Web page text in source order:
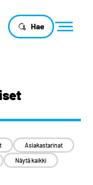
Hae
Asiakastarinat
Näytä kaikki